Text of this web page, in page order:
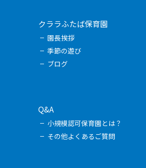
クララふたば保育園
園長挨拶
季節の遊び
ブログ
Q&A
小規模認可保育園とは？
その他よくあるご質問